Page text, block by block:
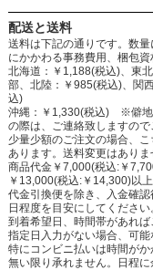
配送と送料
送料は下記の通りです。数
にかかわる事務費用、梱包資
北海道：￥1,188(税込)、東
部、北陸：￥985(税込)、関
込)
沖縄：￥1,330(税込) ※僻地
の際は、ご連絡致しますので
少量少額のご注文の場合、
あります。送料変更はあり
商品代金￥7,000(税込:￥
￥13,000(税込:￥14,300)以
代金引換便を除き、入金確
日程度を目安にしてください
到着希望日、時間帯があれ
指定日入力がない場合、可能
特にコンビニ払いは時間が
無い限り承れません。日程に